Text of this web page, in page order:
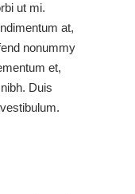
ut mi.
at,
nonummy
et,
Duis